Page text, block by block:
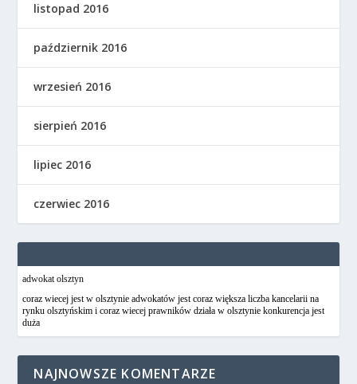
listopad 2016
październik 2016
wrzesień 2016
sierpień 2016
lipiec 2016
czerwiec 2016
adwokat olsztyn
coraz wiecej jest w olsztynie adwokatów jest coraz większa liczba kancelarii na
rynku olsztyńskim i coraz wiecej prawników działa w olsztynie konkurencja jest
duża
NAJNOWSZE KOMENTARZE